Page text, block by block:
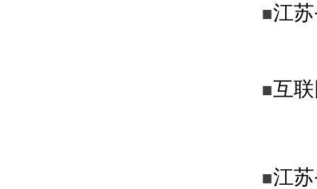
■江
■互
■江